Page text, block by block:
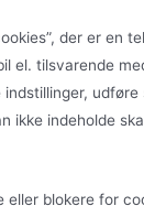
der er en
el. tilsvarende
indstillinger,
ikke indeholde
eller blokere for